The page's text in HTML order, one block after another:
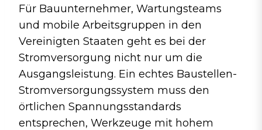
c
e
b
o
o
k
k
e
dI
n
te
re
st
m
bl
r
d
di
t
a
ts
A
p
p
le
n
Für Bauunternehmer, Wartungsteams
und mobile Arbeitsgruppen in den
Vereinigten Staaten geht es bei der
Stromversorgung nicht nur um die
Ausgangsleistung. Ein echtes Baustellen-
Stromversorgungssystem muss den
örtlichen Spannungsstandards
entsprechen, Werkzeuge mit hohem